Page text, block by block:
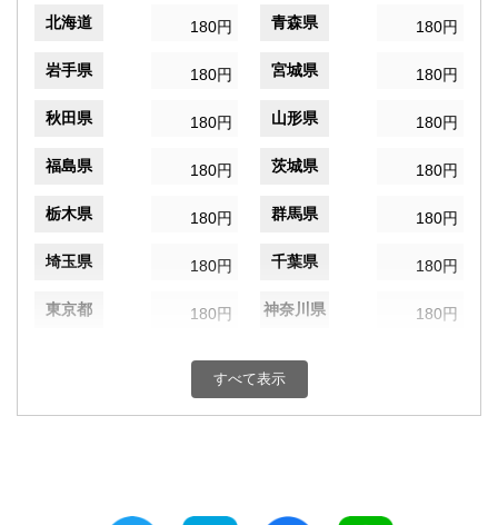
北海道 180円 青森県 180円
岩手県 180円 宮城県 180円
秋田県 180円 山形県 180円
福島県 180円 茨城県 180円
栃木県 180円 群馬県 180円
埼玉県 180円 千葉県 180円
東京都 180円 神奈川県 180円
180円 富山県
すべて表示